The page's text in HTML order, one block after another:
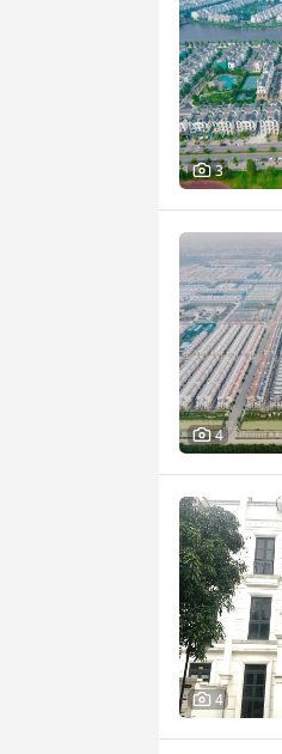
3
4
4